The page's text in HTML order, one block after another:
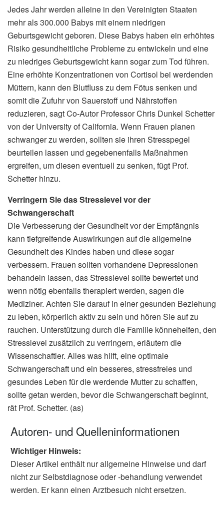
Jedes Jahr werden alleine in den Vereinigten Staaten
mehr als 300.000 Babys mit einem niedrigen
Geburtsgewicht geboren. Diese Babys haben ein erhöhtes
Risiko gesundheitliche Probleme zu entwickeln und eine
zu niedriges Geburtsgewicht kann sogar zum Tod führen.
Eine erhöhte Konzentrationen von Cortisol bei werdenden
Müttern, kann den Blutfluss zu dem Fötus senken und
somit die Zufuhr von Sauerstoff und Nährstoffen
reduzieren, sagt Co-Autor Professor Chris Dunkel Schetter
von der University of California. Wenn Frauen planen
schwanger zu werden, sollten sie ihren Stresspegel
beurteilen lassen und gegebenenfalls Maßnahmen
ergreifen, um diesen eventuell zu senken, fügt Prof.
Schetter hinzu.
Verringern Sie das Stresslevel vor der
Schwangerschaft
Die Verbesserung der Gesundheit vor der Empfängnis
kann tiefgreifende Auswirkungen auf die allgemeine
Gesundheit des Kindes haben und diese sogar
verbessern. Frauen sollten vorhandene Depressionen
behandeln lassen, das Stresslevel sollte bewertet und
wenn nötig ebenfalls therapiert werden, sagen die
Mediziner. Achten Sie darauf in einer gesunden Beziehung
zu leben, körperlich aktiv zu sein und hören Sie auf zu
rauchen. Unterstützung durch die Familie könnehelfen, den
Stresslevel zusätzlich zu verringern, erläutern die
Wissenschaftler. Alles was hilft, eine optimale
Schwangerschaft und ein besseres, stressfreies und
gesundes Leben für die werdende Mutter zu schaffen,
sollte getan werden, bevor die Schwangerschaft beginnt,
rät Prof. Schetter. (as)
Autoren- und Quelleninformationen
Wichtiger Hinweis:
Dieser Artikel enthält nur allgemeine Hinweise und darf
nicht zur Selbstdiagnose oder -behandlung verwendet
werden. Er kann einen Arztbesuch nicht ersetzen.